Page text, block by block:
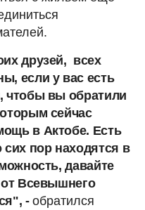
друзей, всех
если у вас есть
чтобы вы обратили
сейчас
в Актобе. Есть
пор находятся в
давайте
Всевышнего
-обратился